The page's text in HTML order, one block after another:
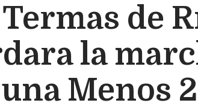
de
la
Menos